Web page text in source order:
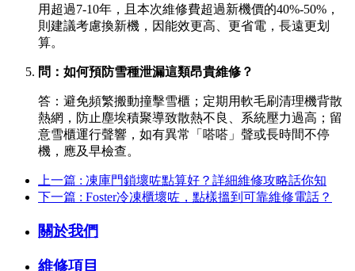
用超過7-10年，且本次維修費超過新機價的40%-50%，
則建議考慮換新機，因能效更高、更省電，長遠更划
算。
問：如何預防雪種泄漏這類昂貴維修？
答：避免頻繁搬動撞擊雪櫃；定期用軟毛刷清理機背散
熱網，防止塵埃積聚導致散熱不良、系統壓力過高；留
意雪櫃運行聲響，如有異常「嗒嗒」聲或長時間不停
機，應及早檢查。
上一篇 : 凍庫門鎖壞咗點算好？詳細維修攻略話你知
下一篇 : Foster冷凍櫃壞咗，點樣搵到可靠維修電話？
關於我們
維修項目